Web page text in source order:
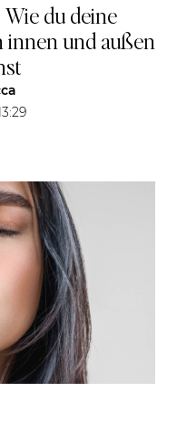
du deine
innen und außen